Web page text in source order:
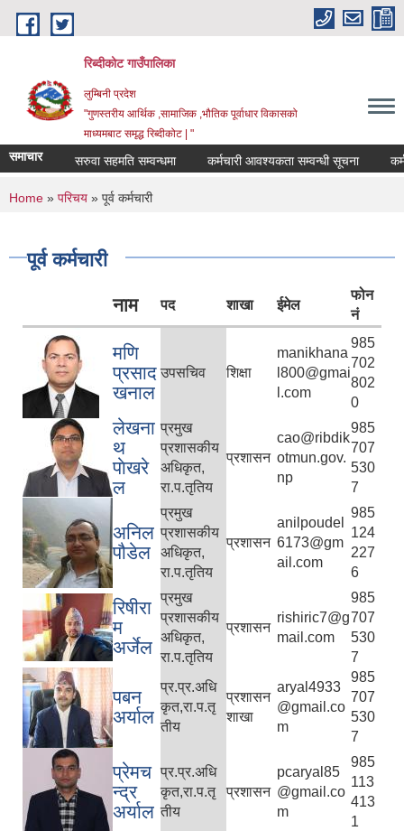
Skip to main content
रिब्दीकोट गाउँपालिका
लुम्बिनी प्रदेश
"गुणस्तरीय आर्थिक ,सामाजिक ,भौतिक पूर्वाधार विकासको
माध्यमबाट समृद्ध रिब्दीकोट | "
समाचारसरुवा सहमति सम्वन्धमा कर्मचारी आवश्यकता सम्वन्धी सूचना कर्मचारी
You are here
Home » परिचय » पूर्व कर्मचारी
पूर्व कर्मचारी
नाम पद शाखा ईमेल
फोन
नं
मणि
प्रसाद
खनाल
उपसचिव शिक्षा
manikhana
l800@gmai
l.com
985
702
802
0
लेखना
थ
पाेखरे
ल
प्रमुख
प्रशासकीय
अधिकृत,
रा.प.तृतिय
प्रशासन
cao@ribdik
otmun.gov.
np
985
707
530
7
अनिल
पौडेल
प्रमुख
प्रशासकीय
अधिकृत,
रा.प.तृतिय
प्रशासन
anilpoudel
6173@gm
ail.com
985
124
227
6
रिषीरा
म
अर्जेल
प्रमुख
प्रशासकीय
अधिकृत,
रा.प.तृतिय
प्रशासन
rishiric7@g
mail.com
985
707
530
7
पबन
अर्याल
प्र.प्र.अधि
कृत,रा.प.तृ
तीय
प्रशासन
शाखा
aryal4933
@gmail.co
m
985
707
530
7
प्रेमच
न्द्र
अर्याल
प्र.प्र.अधि
कृत,रा.प.तृ
तीय
प्रशासन
pcaryal85
@gmail.co
m
985
113
413
1